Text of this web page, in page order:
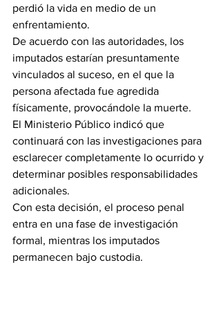
perdió la vida en medio de un
enfrentamiento.
De acuerdo con las autoridades, los
imputados estarían presuntamente
vinculados al suceso, en el que la
persona afectada fue agredida
físicamente, provocándole la muerte.
El Ministerio Público indicó que
continuará con las investigaciones para
esclarecer completamente lo ocurrido y
determinar posibles responsabilidades
adicionales.
Con esta decisión, el proceso penal
entra en una fase de investigación
formal, mientras los imputados
permanecen bajo custodia.